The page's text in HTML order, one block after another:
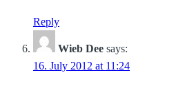
Reply
Wieb Dee says:
16. July 2012 at 11:24